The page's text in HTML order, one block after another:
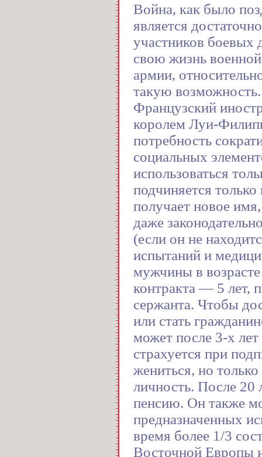
Война, как было
является
участников боевых
свою жизнь
армии,
такую
Французский
королем Луи-
потребность
социальных
использоваться
подчиняется
получает новое
даже
(если он не
испытаний и
мужчины в
контракта — 5 лет,
сержанта. Чтобы
или стать
может после 3-х
страхуется при
жениться, но
личность. После 20
пенсию. Он также
предназначенных
время более 1/3
Восточной Европы